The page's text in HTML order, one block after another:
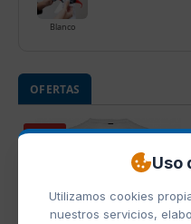
Uso
Utilizamos cookies
nuestros servicios,
Blanco
OFERTAS
OFERTA